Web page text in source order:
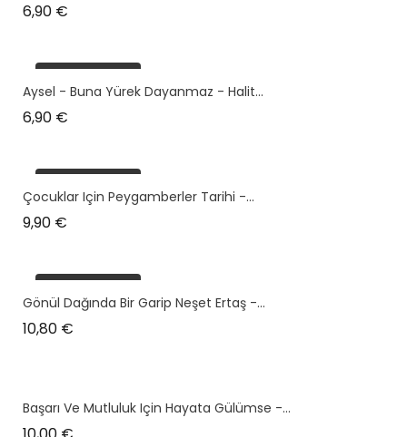
6,90 €
plus en stock
Aysel - Buna Yürek Dayanmaz - Halit...
6,90 €
plus en stock
Çocuklar Için Peygamberler Tarihi -...
9,90 €
plus en stock
Gönül Dağında Bir Garip Neşet Ertaş -...
10,80 €
Başarı Ve Mutluluk Için Hayata Gülümse -...